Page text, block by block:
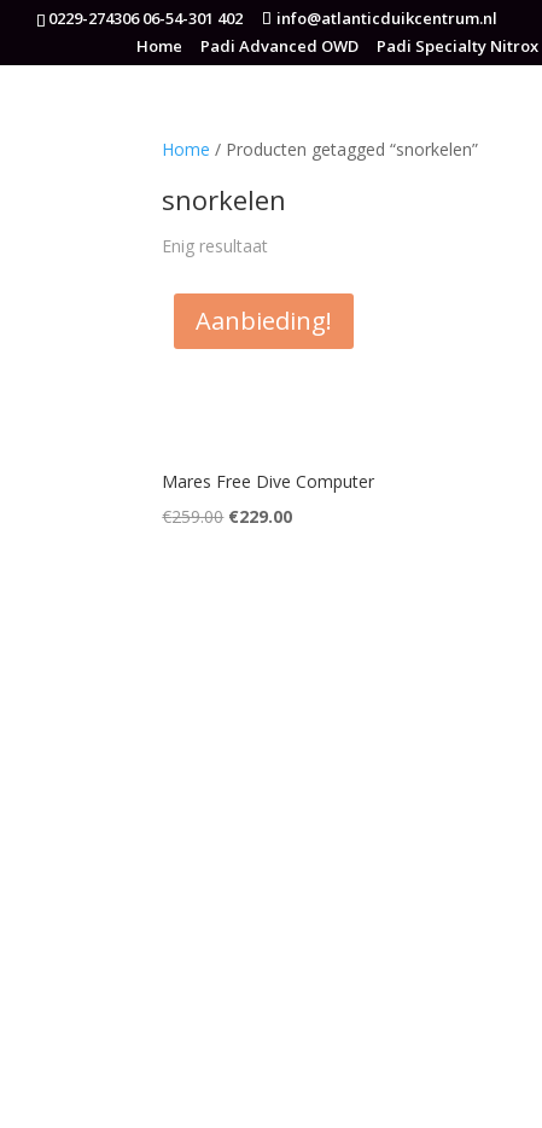
0229-274306 06-54-301 402
info@atlanticduikcentrum.nl
Home
Padi Advanced OWD Padi Specialty Nitrox
Home / Producten getagged “snorkelen”
snorkelen
Enig resultaat
Aanbieding!
Mares Free Dive Computer
€259.00 Oorspronkelijke
€229.00Huidige